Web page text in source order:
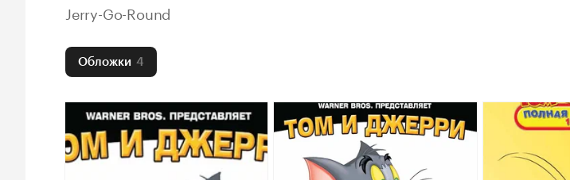
Jerry-Go-Round
Обложки 4